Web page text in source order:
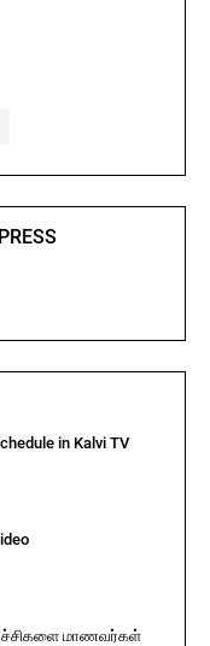
in Kalvi TV
மாணவர்கள்